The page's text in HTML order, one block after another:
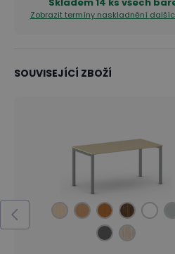
kancelářské dokumenty i
Zobrazit termíny naskladnění
SOUVISEJÍCÍ ZBOŽÍ